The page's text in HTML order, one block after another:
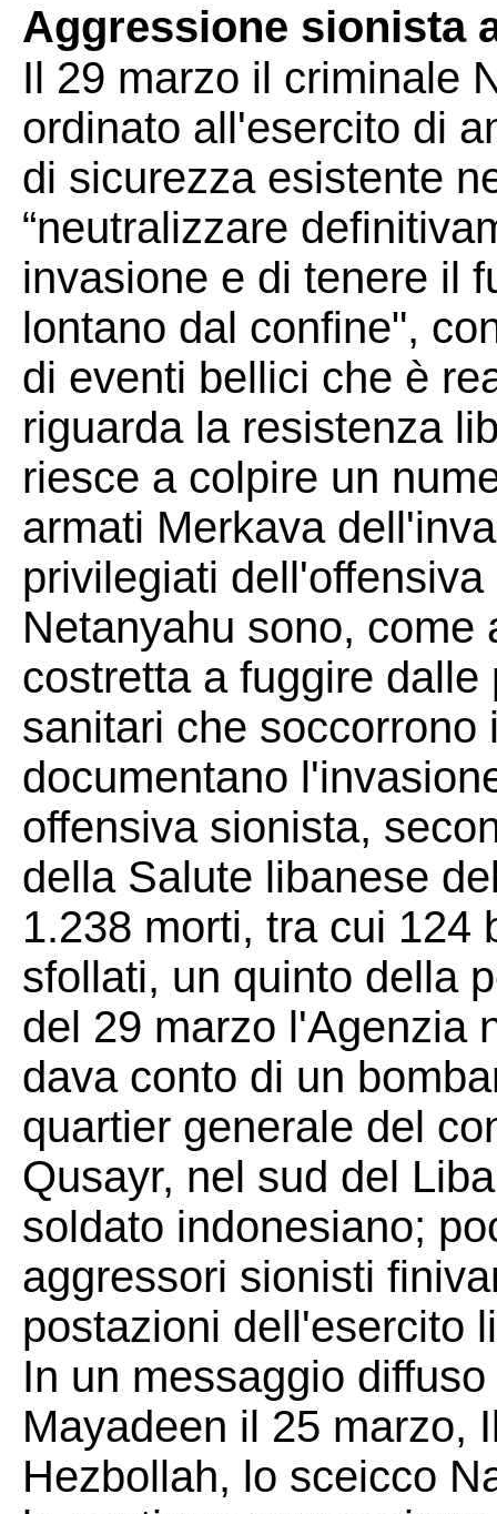
Aggressione sionista
Il 29 marzo il criminale
ordinato all'esercito di
di sicurezza esistente
“neutralizzare
invasione e di tenere il
lontano dal confine",
di eventi bellici che è
riguarda la resistenza
riesce a colpire un
armati Merkava
privilegiati
Netanyahu sono, come
costretta a fuggire
sanitari che
documentano
offensiva sionista,
della Salute libanese
1.238 morti, tra cui 124
sfollati, un quinto della
del 29 marzo l'Agenzia
dava conto di un
quartier generale del
Qusayr, nel sud del
soldato indonesiano;
aggressori sionisti
postazioni dell'esercito
In un messaggio
Mayadeen il 25 marzo,
Hezbollah, lo sceicco